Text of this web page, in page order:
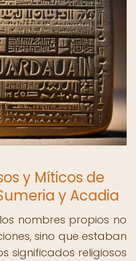
y Míticos de
y Acadia
nombres propios no
sino que estaban
significados religiosos